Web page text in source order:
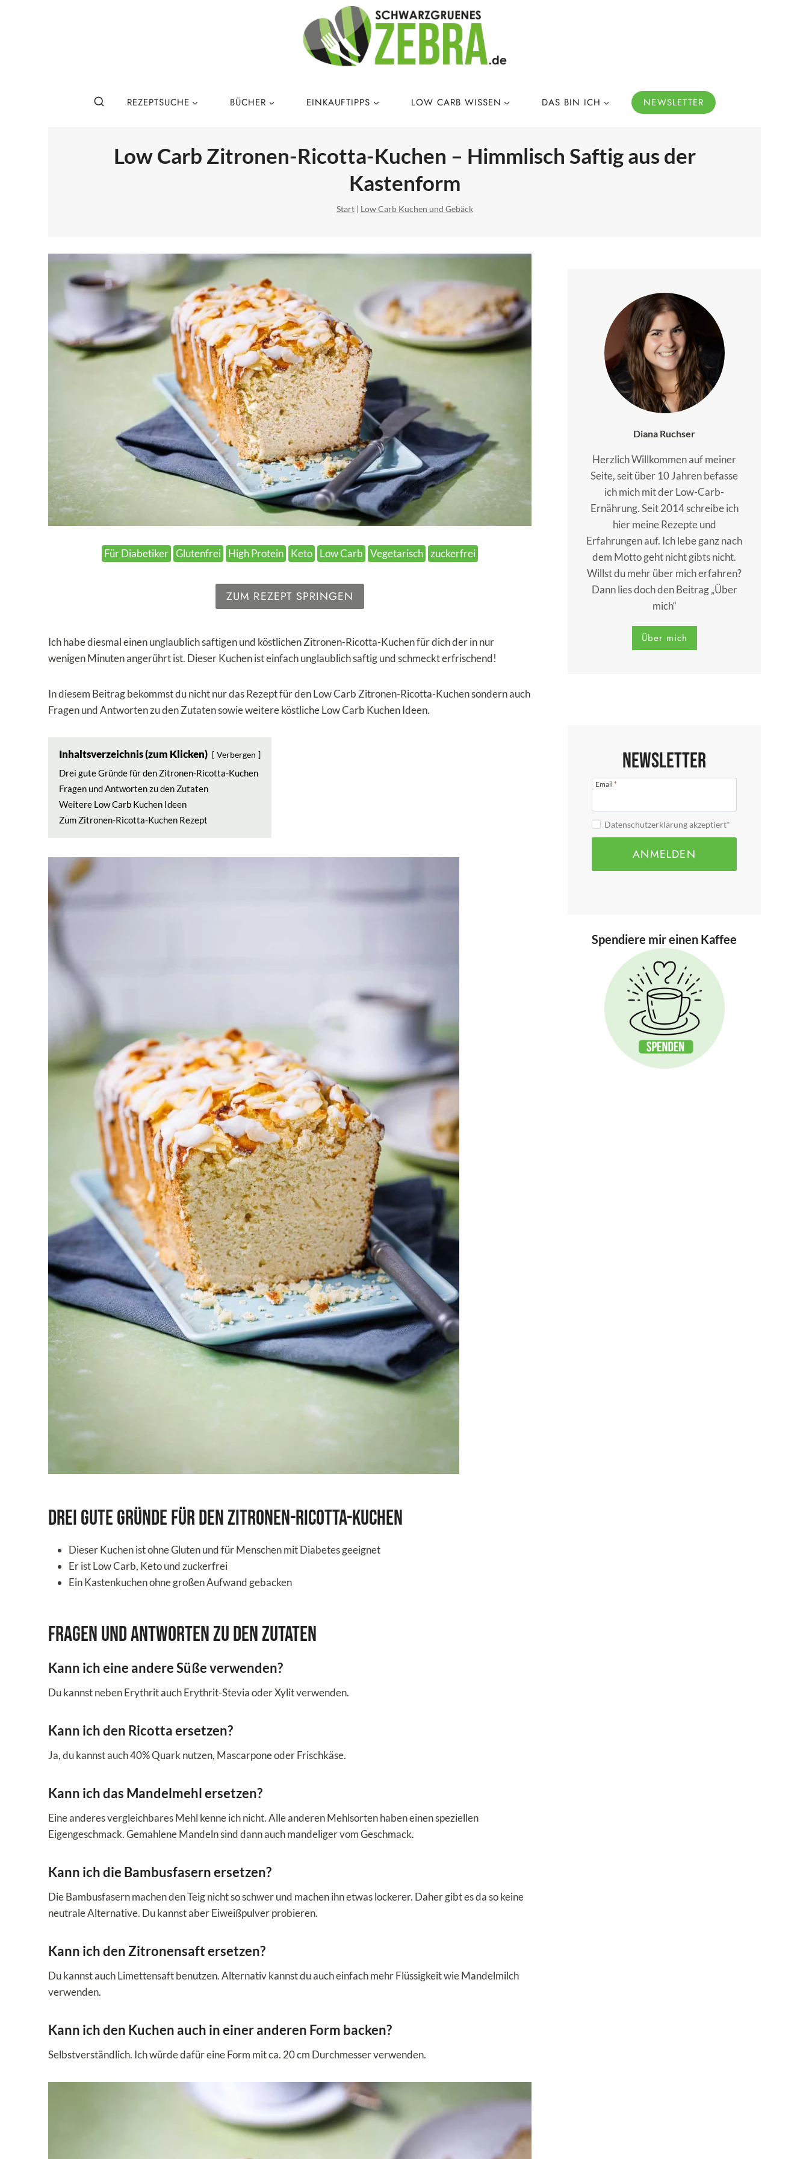
REZEPTSUCHE BÜCHER EINKAUFTIPPS LOW CARB WISSEN DAS BIN ICH NEWSLETTER
Low Carb Zitronen-Ricotta-Kuchen – Himmlisch Saftig aus der
Kastenform
Start| Low Carb Kuchen und Gebäck
Für Diabetiker Glutenfrei High Protein Keto Low Carb Vegetarisch zuckerfrei
ZUM REZEPT SPRINGEN
Ich habe diesmal einen unglaublich saftigen und köstlichen Zitronen-Ricotta-Kuchen für dich der in nur
wenigen Minuten angerührt ist. Dieser Kuchen ist einfach unglaublich saftig und schmeckt erfrischend!
In diesem Beitrag bekommst du nicht nur das Rezept für den Low Carb Zitronen-Ricotta-Kuchen sondern auch
Fragen und Antworten zu den Zutaten sowie weitere köstliche Low Carb Kuchen Ideen.
Inhaltsverzeichnis (zum Klicken) Verbergen
Drei gute Gründe für den Zitronen-Ricotta-Kuchen
Fragen und Antworten zu den Zutaten
Weitere Low Carb Kuchen Ideen
Zum Zitronen-Ricotta-Kuchen Rezept
Drei gute Gründe für den Zitronen-Ricotta-Kuchen
Dieser Kuchen ist ohne Gluten und für Menschen mit Diabetes geeignet
Er ist Low Carb, Keto und zuckerfrei
Ein Kastenkuchen ohne großen Aufwand gebacken
Fragen und Antworten zu den Zutaten
Kann ich eine andere Süße verwenden?
Du kannst neben Erythrit auch Erythrit-Stevia oder Xylit verwenden.
Kann ich den Ricotta ersetzen?
Ja, du kannst auch 40% Quark nutzen, Mascarpone oder Frischkäse.
Kann ich das Mandelmehl ersetzen?
Eine anderes vergleichbares Mehl kenne ich nicht. Alle anderen Mehlsorten haben einen speziellen
Eigengeschmack. Gemahlene Mandeln sind dann auch mandeliger vom Geschmack.
Kann ich die Bambusfasern ersetzen?
Die Bambusfasern machen den Teig nicht so schwer und machen ihn etwas lockerer. Daher gibt es da so keine
neutrale Alternative. Du kannst aber Eiweißpulver probieren.
Kann ich den Zitronensaft ersetzen?
Du kannst auch Limettensaft benutzen. Alternativ kannst du auch einfach mehr Flüssigkeit wie Mandelmilch
verwenden.
Kann ich den Kuchen auch in einer anderen Form backen?
Selbstverständlich. Ich würde dafür eine Form mit ca. 20 cm Durchmesser verwenden.
Diana Ruchser
Herzlich Willkommen auf meiner
Seite, seit über 10 Jahren befasse
ich mich mit der Low-Carb-
Ernährung. Seit 2014 schreibe ich
hier meine Rezepte und
Erfahrungen auf. Ich lebe ganz nach
dem Motto geht nicht gibts nicht.
Willst du mehr über mich erfahren?
Dann lies doch den Beitrag „Über
mich“
Über mich
Newsletter
Email *
Datenschutzerklärung akzeptiert*
ANMELDEN
Spendiere mir einen Kaffee